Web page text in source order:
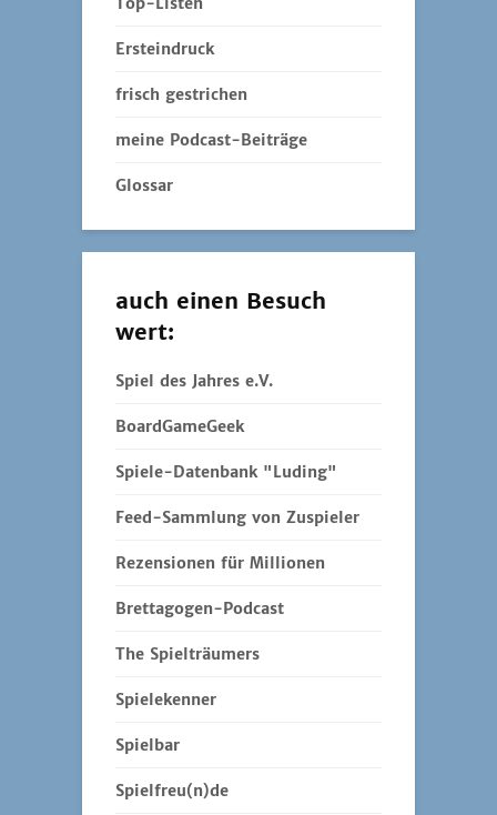
Ersteindruck
frisch gestrichen
meine Podcast-Beiträge
Glossar
auch einen Besuch
wert:
Spiel des Jahres e.V.
BoardGameGeek
Spiele-Datenbank "Luding"
Feed-Sammlung von Zuspieler
Rezensionen für Millionen
Brettagogen-Podcast
The Spielträumers
Spielekenner
Spielbar
Spielfreu(n)de